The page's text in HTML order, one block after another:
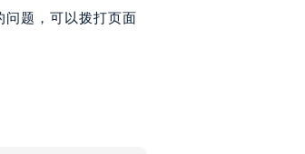
问题，可以拨打页面